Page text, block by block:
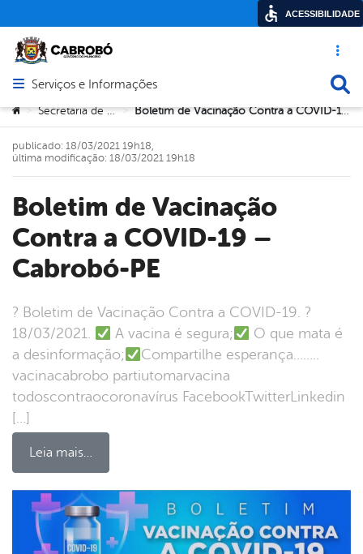
Acesso
Abrir menu principal de navegação
Serviços e Informações
Você está aqui:
> Secretaria de Saúde > Boletim de Vacinação Contra a COVID-19 – Cabrobó-PE
Boletim de Vacinação
Contra a COVID-19 –
Cabrobó-PE
? Boletim de Vacinação Contra a COVID-19. ?
18/03/2021.
A vacina é segura;
O que mata é
a desinformação;
Compartilhe esperança……..
vacinacabrobo partiutomarvacina
todoscontraocoronavírus FacebookTwitterLinkedin
[…]
Leia mais…
publicado: 18/03/2021 19h18,
última modificação: 18/03/2021 19h18
ACESSIBILIDADE